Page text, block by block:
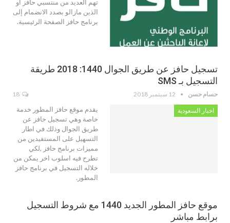
تهم العديد من منتسبي حافز او
الذين مازالو بصدد الانضمام إلى
برنامج حافز الصفحة الرئيسية.
تسجيل حافز عن طريق الجوال 1440: 2018 طريقة
التسجيل بـ SMS
حسام حسن 12 سبتمبر 2018
اخبار السعودية
يقدم موقع حافز المطور خدمة
خاصة وهي تسجيل حافز عن
طريق الجوال وذلك في اطار
التسهيل على المستفيدين من
مميزات برنامج حافز ,لكي
تطرح فيه اسلوب اخر يمكن من
خلاله التسجيل في برنامج حافز
المطور.
موقع حافز المطور الجديد 1440 مع شروط التسجيل
برابط مباشر